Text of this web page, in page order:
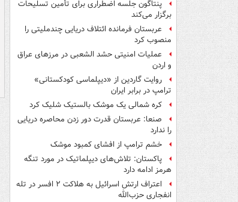
پنتاگون جلسه اضطراری برای تأمین تسلیحات
برگزار می‌کند
عربستان فرمانده ائتلاف دریایی چندملیتی را
منصوب کرد
عملیات امنیتی حشد الشعبی در مرزهای عراق
و اردن
روایت گاردین از «دیپلماسی کودکستانی»
ترامپ در برابر ایران
کره شمالی یک موشک بالستیک شلیک کرد
صنعا: عربستان قدرت دور زدن محاصره دریایی
را ندارد
خشم ترامپ از افشای کمبود موشک
پاکستان: تلاش‌های دیپلماتیک در مورد تنگه
هرمز ادامه دارد
اعتراف ارتش اسرائیل به هلاکت ۲ افسر در تله
انفجاری حزب‌الله